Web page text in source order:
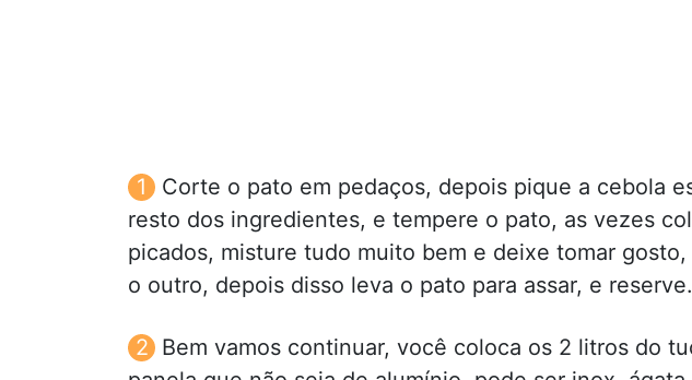
Corte o pato em pedaços, depois pique a cebola
resto dos ingredientes, e tempere o pato, as vezes
picados, misture tudo muito bem e deixe tomar
o outro, depois disso leva o pato para assar, e reserve.
Bem vamos continuar, você coloca os 2 litros do